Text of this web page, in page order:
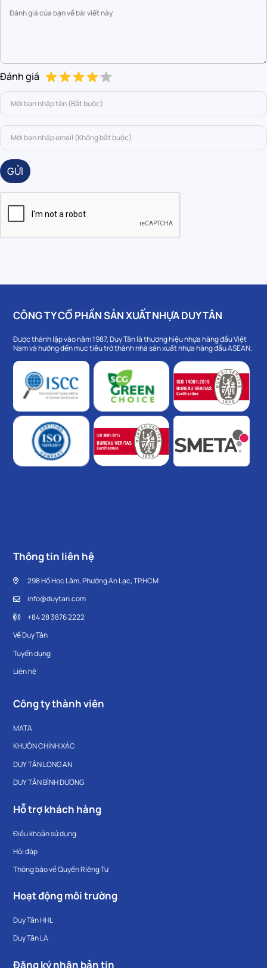
Đánh giá
GỬI
CÔNG TY CỔ PHẦN SẢN XUẤT NHỰA DUY TÂN
Được thành lập vào năm 1987, Duy Tân là thương hiệu nhựa hàng đầu Việt
Nam và hướng đến mục tiêu trở thành nhà sản xuất nhựa hàng đầu ASEAN.
Thông tin liên hệ
298 Hồ Học Lãm, Phường An Lạc, TP.HCM
info@duytan.com
+84 28 3876 2222
Về Duy Tân
Tuyển dụng
Liên hệ
Công ty thành viên
MATA
KHUÔN CHÍNH XÁC
DUY TÂN LONG AN
DUY TÂN BÌNH DƯƠNG
Hỗ trợ khách hàng
Điều khoản sử dụng
Hỏi đáp
Thông báo về Quyền Riêng Tư
Hoạt động môi trường
Duy Tân HHL
Duy Tân LA
Đăng ký nhận bản tin